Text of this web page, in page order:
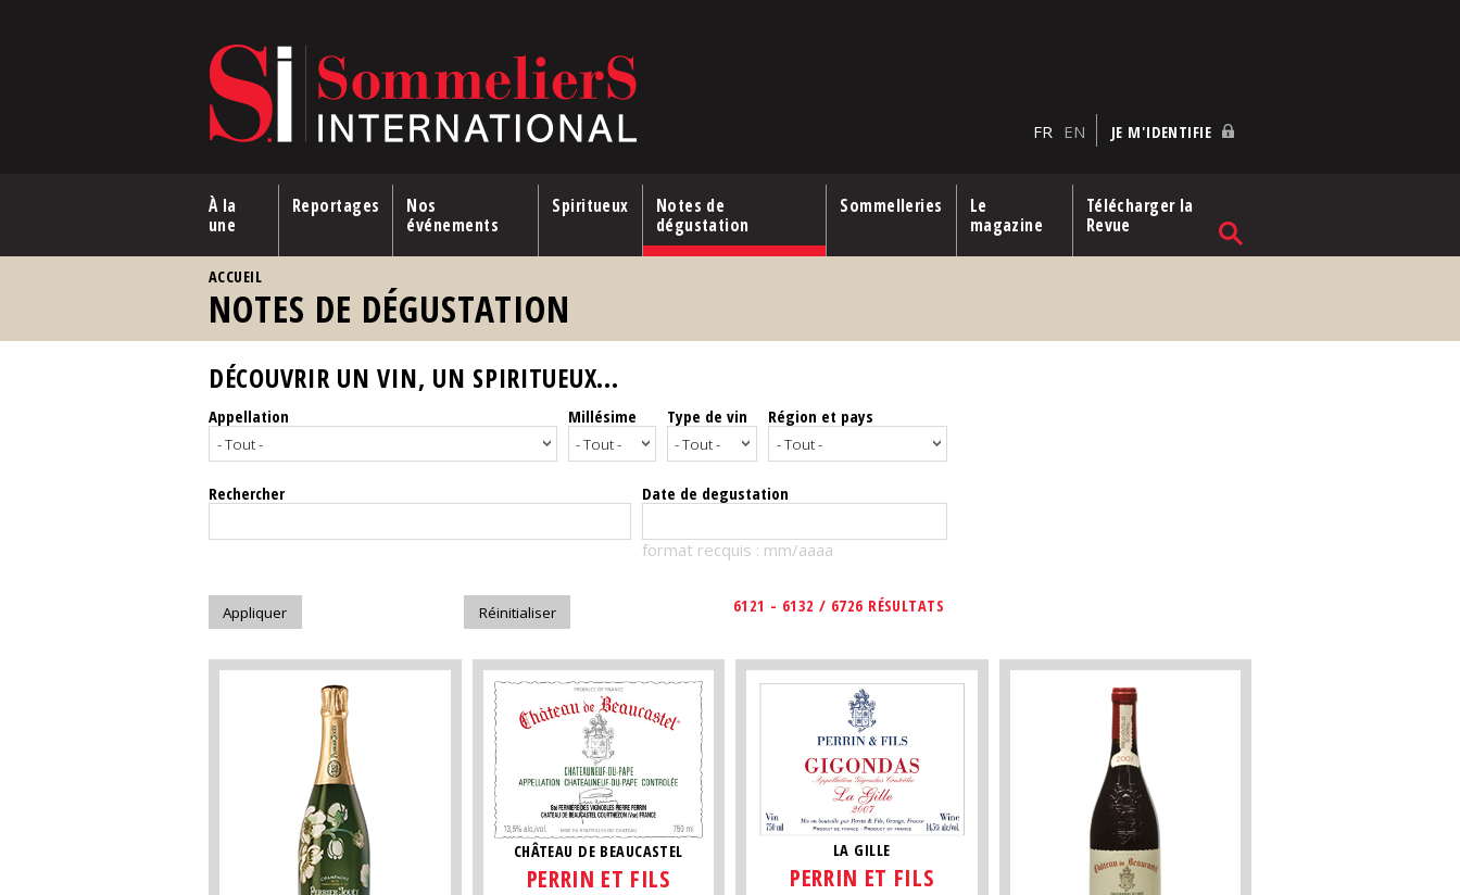
FR EN JE M'IDENTIFIE
À la
une
Reportages
Nos
événements
Spiritueux
Notes de
dégustation
Sommelleries
Le
magazine
Télécharger la
Revue
ACCUEIL
NOTES DE DÉGUSTATION
DÉCOUVRIR UN VIN, UN SPIRITUEUX...
Appellation Millésime Type de vin Région et pays
Rechercher Date de degustation
format recquis : mm/aaaa
6121 - 6132 / 6726 RÉSULTATS
CHÂTEAU DE BEAUCASTEL
PERRIN ET FILS
LA GILLE
PERRIN ET FILS